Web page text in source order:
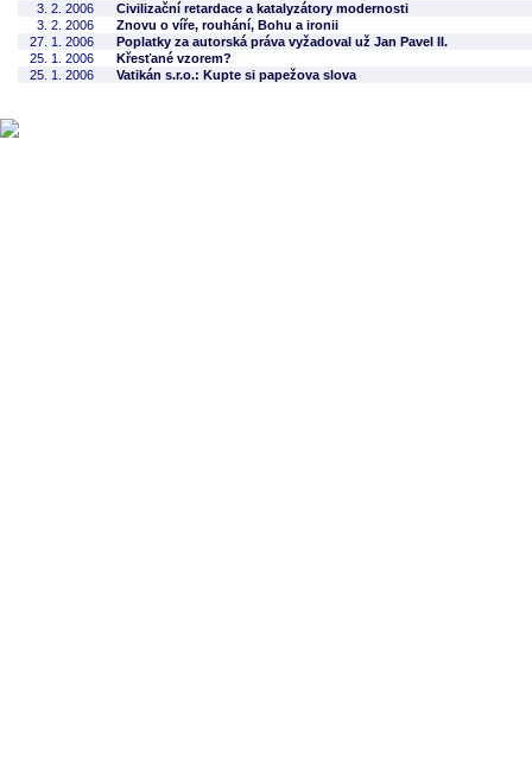
3. 2. 2006
Civilizační retardace a katalyzátory modernosti
3. 2. 2006
Znovu o víře, rouhání, Bohu a ironii
27. 1. 2006
Poplatky za autorská práva vyžadoval už Jan Pavel II.
25. 1. 2006
Křesťané vzorem?
25. 1. 2006
Vatikán s.r.o.: Kupte si papežova slova